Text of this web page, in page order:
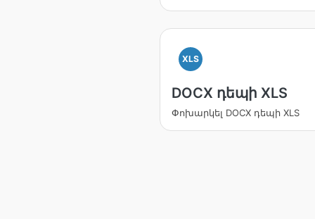
XLS
DOCX դեպի XLS
Փոխարկել DOCX դեպի XLS